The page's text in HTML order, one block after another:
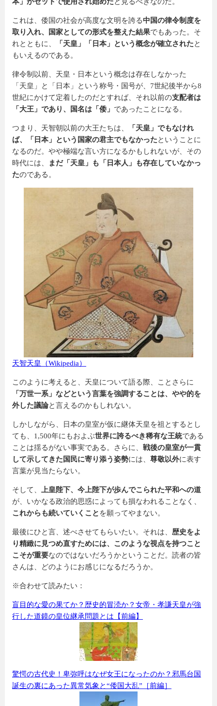
これは、倭国の社会が高度な文明を誇る中国の律令制度を
取り入れ、国家としての形式を整えた結果でもあった。そ
れとともに、
「天皇」「日本」という概念が確立されたと
もいえるのである。
律令制以前、天皇・日本という概念は存在しなかった
「天皇」と「日本」という称号・国号が、7世紀後半から8
世紀にかけて定着したのだとすれば、それ以前の支配者は
「大王」であり、国名は「倭」 であったことになる。
つまり、天智朝以前の大王たちは、
「天皇」でもなけれ
ば、「日本」という国家の君主でもなかったということに
なるのだ。やや極端な言い方になるかもしれないが、その
時代には、
まだ「天皇」も「日本人」も存在していなかっ
たのである。
天智天皇（Wikipedia）
このように考えると、天皇について語る際、ことさらに
「万世一系」などという言葉を強調することは、やや的を
外した議論と言えるのかもしれない。
しかしながら、日本の皇室が仮に継体天皇を祖とするとし
ても、1,500年にもおよぶ世界に誇るべき稀有な王統である
ことは揺るがない事実である。さらに、 戦後の皇室が一貫
して示してきた国民に寄り添う姿勢には、 尊敬以外に表す
言葉が見当たらない。
そして、
上皇陛下、今上陛下が歩んでこられた平和への道
が、いかなる政治的思惑によっても損なわれることなく、
これからも続いていくこと を願ってやまない。
最後にひと言、述べさせてもらいたい。それは、 歴史をよ
り精緻に見つめ直すためには、このような視点を持つこと
こそが重要なのではないだろうかということだ。読者の皆
さんは、どのようにお感じになるだろうか。
※合わせて読みたい：
盲目的な愛の果てか？歴史的冒涜か？女帝・孝謙天皇が強
行した道鏡の皇位継承問題とは【前編】
驚愕の古代史！卑弥呼はなぜ女王になったのか？邪馬台国
誕生の裏にあった異常気象と“倭国大乱”［前編］